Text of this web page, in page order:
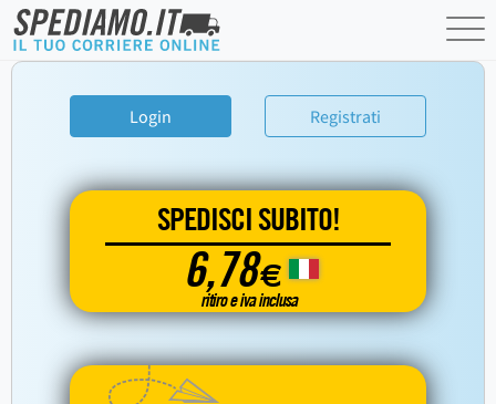
Login Registrati
SPEDISCI SUBITO!
6,78€
ritiro e iva inclusa